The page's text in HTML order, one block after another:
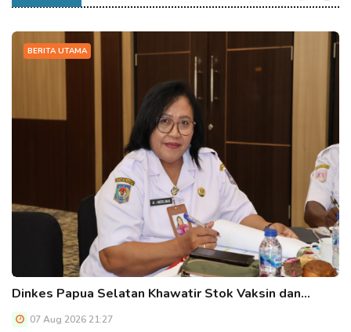
BERITA UTAMA
Dinkes Papua Selatan Khawatir Stok Vaksin dan…
07 Aug 2026 21:27